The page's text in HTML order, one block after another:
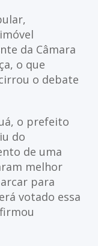
da Câmara
o que
o debate
o prefeito
do
de uma
melhor
para
votado essa